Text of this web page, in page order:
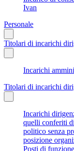
Ivan
Personale
Titolari di incarichi
Incarichi
Titolari di incarichi
Incarichi
quelli conferiti
politico senza
posizione
Posti di